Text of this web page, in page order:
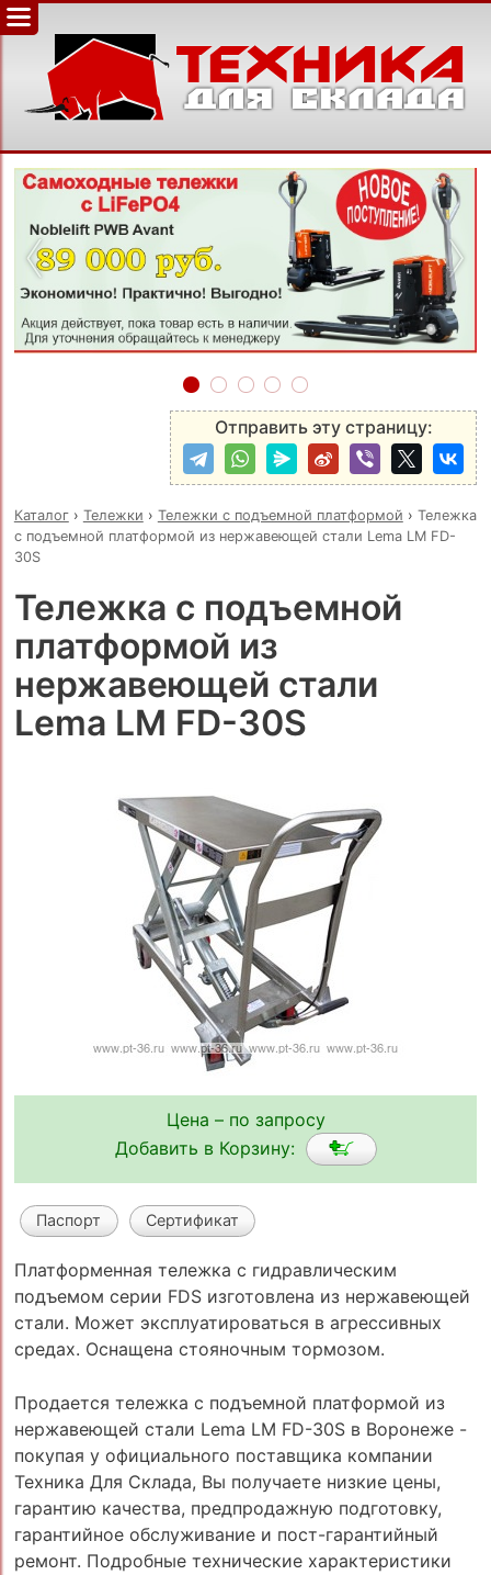
‹ ›
Отправить эту страницу:
Каталог› Тележки › Тележки с подъемной платформой › Тележка
с подъемной платформой из нержавеющей стали Lema LM FD-
30S
Тележка с подъемной
платформой из
нержавеющей стали
Lema LM FD-30S
Цена – по запросу
Добавить в Корзину:
Паспорт Сертификат
Платформенная тележка с гидравлическим
подъемом серии FDS изготовлена из нержавеющей
стали. Может эксплуатироваться в агрессивных
средах. Оснащена стояночным тормозом.
Продается тележка с подъемной платформой из
нержавеющей стали Lema LM FD-30S в Воронеже -
покупая у официального поставщика компании
Техника Для Склада, Вы получаете низкие цены,
гарантию качества, предпродажную подготовку,
гарантийное обслуживание и пост-гарантийный
ремонт. Подробные технические характеристики